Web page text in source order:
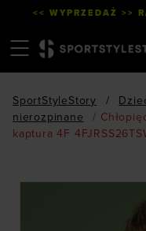
<< WYPRZEDAŻ >>
SportStyleStory /
nierozpinane
/
kaptura 4F